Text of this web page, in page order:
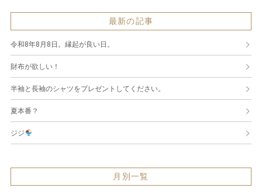
最新の記事
令和8年8月8日。縁起が良い日。
財布が欲しい！
半袖と長袖のシャツをプレゼントしてください。
夏本番？
ジジ
月別一覧